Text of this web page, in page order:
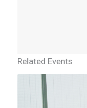
Related Events